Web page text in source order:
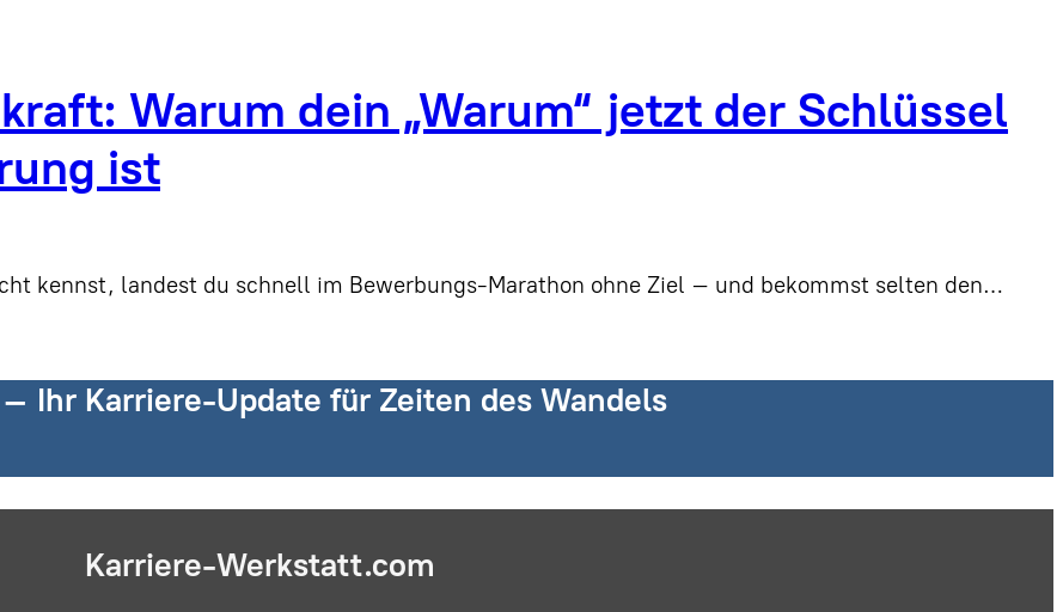
Warum dein „Warum“ jetzt der Schlüssel
ist
kennst, landest du schnell im Bewerbungs-Marathon ohne Ziel – und bekommst selten den…
Ihr Karriere-Update für Zeiten des Wandels
Karriere-Werkstatt.com